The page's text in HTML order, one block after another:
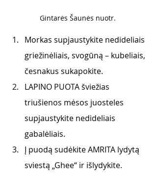
Gintarės Šaunės nuotr.
Morkas supjaustykite nedideliais
griežinėliais, svogūną – kubeliais,
česnakus sukapokite.
LAPINO PUOTA šviežias
triušienos mėsos juosteles
supjaustykite nedideliais
gabalėliais.
Į puodą sudėkite AMRITA lydytą
sviestą „Ghee“ ir išlydykite.